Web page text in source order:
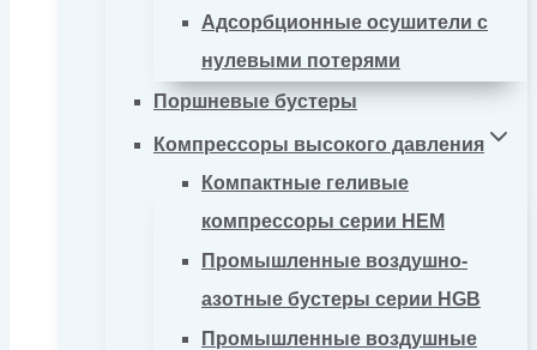
Адсорбционные осушители с
нулевыми потерями
Поршневые бустеры
Компрессоры высокого давления
Компактные геливые
компрессоры серии HEM
Промышленные воздушно-
азотные бустеры серии HGB
Промышленные воздушные